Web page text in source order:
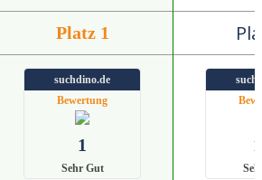
Platz 1
suchdino.de
Bewertung
1
Sehr Gut